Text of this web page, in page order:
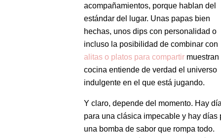
acompañamientos, porque hablan del
estándar del lugar. Unas papas bien
hechas, unos dips con personalidad o
incluso la posibilidad de combinar con
alitas o platos para compartir muestran
cocina entiende de verdad el universo
indulgente en el que está jugando.
Y claro, depende del momento. Hay
para una clásica impecable y hay días
una bomba de sabor que rompa todo.